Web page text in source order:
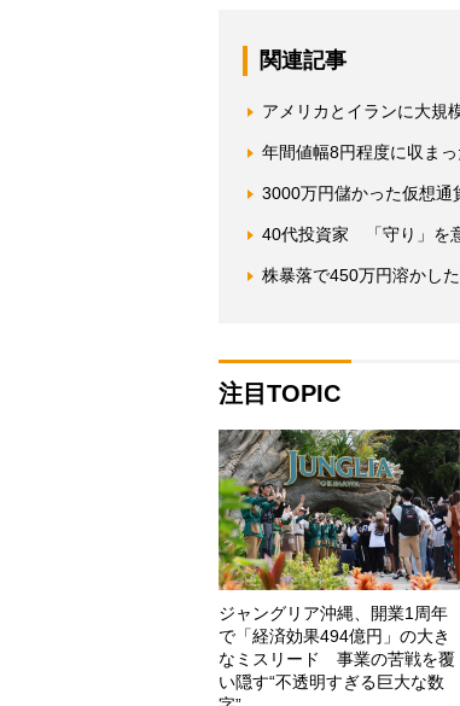
関連記事
アメリカとイランに大規
年間値幅8円程度に収ま
3000万円儲かった仮想
40代投資家 「守り」を
株暴落で450万円溶かし
注目TOPIC
ジャングリア沖縄、開業1周年
で「経済効果494億円」の大き
なミスリード 事業の苦戦を覆
い隠す“不透明すぎる巨大な数